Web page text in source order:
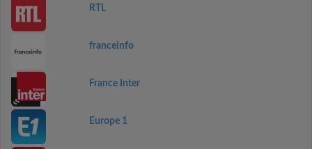
RTL
franceinfo
France Inter
Europe 1